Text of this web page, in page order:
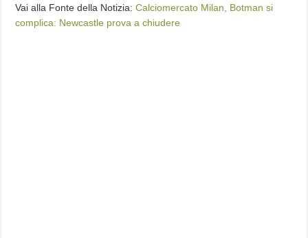
Vai alla Fonte della Notizia:Calciomercato Milan, Botman si
complica: Newcastle prova a chiudere